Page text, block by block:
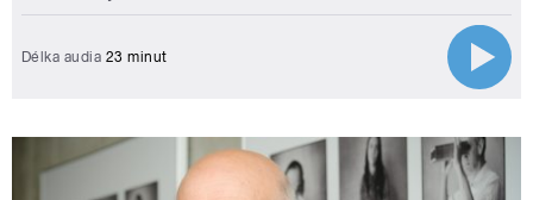
Délka audia 23 minut